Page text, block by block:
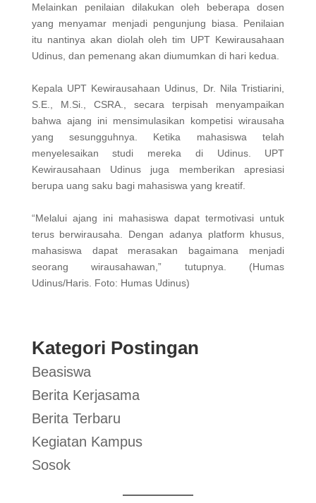
Melainkan penilaian dilakukan oleh beberapa dosen
yang menyamar menjadi pengunjung biasa. Penilaian
itu nantinya akan diolah oleh tim UPT Kewirausahaan
Udinus, dan pemenang akan diumumkan di hari kedua.
Kepala UPT Kewirausahaan Udinus, Dr. Nila Tristiarini,
S.E., M.Si., CSRA., secara terpisah menyampaikan
bahwa ajang ini mensimulasikan kompetisi wirausaha
yang sesungguhnya. Ketika mahasiswa telah
menyelesaikan studi mereka di Udinus. UPT
Kewirausahaan Udinus juga memberikan apresiasi
berupa uang saku bagi mahasiswa yang kreatif.
“Melalui ajang ini mahasiswa dapat termotivasi untuk
terus berwirausaha. Dengan adanya platform khusus,
mahasiswa dapat merasakan bagaimana menjadi
seorang wirausahawan,” tutupnya. (Humas
Udinus/Haris. Foto: Humas Udinus)
Kategori Postingan
Beasiswa
Berita Kerjasama
Berita Terbaru
Kegiatan Kampus
Sosok